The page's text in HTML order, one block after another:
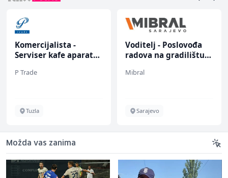
Komercijalista -
Serviser kafe aparata
P Trade
Tuzla
Voditelj - Poslovođa
radova na gradilištu
Mibral
Sarajevo
Možda vas zanima